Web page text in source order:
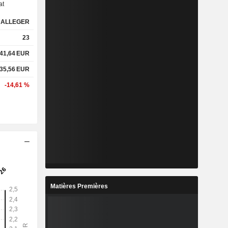
16,27 %
245,76 %
ALLEGER
23
41,64 EUR
35,56 EUR
-14,61 %
Matières Premières